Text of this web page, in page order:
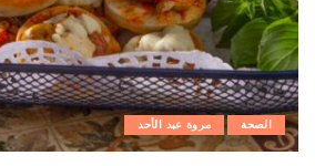
الصحة مروة عبد الأحد